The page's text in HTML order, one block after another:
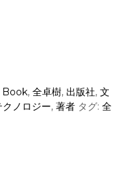
Book, 全卓樹, 出版社, 文
ノロジー, 著者 タグ: 全